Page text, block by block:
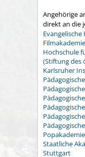
Angehörige
direkt an die
Hochschule
(Stiftung des
Karlsruher
Staatliche
Stuttgart